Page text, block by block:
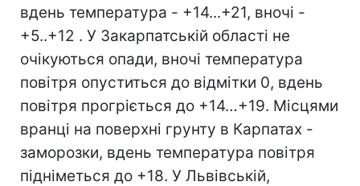
вдень температура - +14...+21, вночі -
+5..+12 . У Закарпатській області не
очікуються опади, вночі температура
повітря опуститься до відмітки 0, вдень
повітря прогріється до +14…+19. Місцями
вранці на поверхні грунту в Карпатах -
заморозки, вдень температура повітря
підніметься до +18. У Львівській,